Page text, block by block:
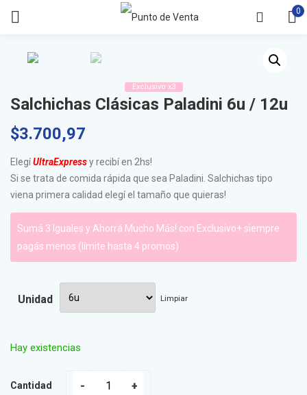
0
Exclusivo x3
Salchichas Clásicas Paladini 6u / 12u
$3.700,97
ElegíUltraExpressy recibí en 2hs!
Si se trata de comida rápida que sea Paladini. Salchichas tipo
viena primera calidad elegí el tamaño que quieras!
Sumá 3 Iguales y Ahorrá Mucho Más! con Exclusivo+ siempre
pagás menos (límite hasta 4 promos)
Unidad Limpiar
Hay existencias
Cantidad